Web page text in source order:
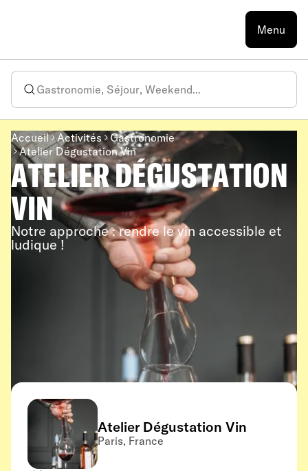
Menu
Accueil Activités Gastronomie
Atelier Dégustation Vin
ATELIER DÉGUSTATION
VIN
Notre approche : rendre le vin accessible et
ludique !
Atelier Dégustation Vin
Paris, France